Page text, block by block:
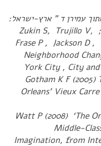
מתוך עמירן ד ” ארץ-ישראל:
מחקרים בידיעת הארץ ועתיקותיה” ע”מ 61-65; Zukin S, Trujillo V,
Frase P , Jackson D ,
Neighborhood
York City , City
Gotham K F
Orleans’ Vieux
Watt P (2008) ‘The
Middle-
Imagination, from